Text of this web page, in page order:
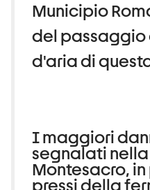
Municipio
del
d'aria di
I maggiori
segnalati nella
Montesacro,
pressi della